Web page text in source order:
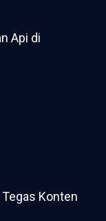
Api di
Konten